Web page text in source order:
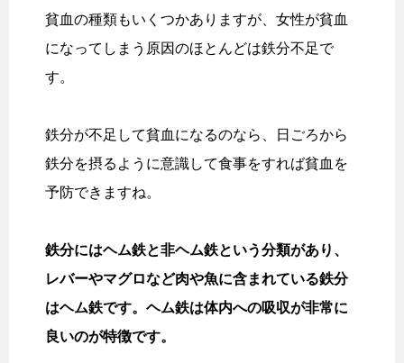
貧血の種類もいくつかありますが、女性が貧血
になってしまう原因のほとんどは鉄分不足で
す。
鉄分が不足して貧血になるのなら、日ごろから
鉄分を摂るように意識して食事をすれば貧血を
予防できますね。
鉄分にはヘム鉄と非ヘム鉄という分類があり、
レバーやマグロなど肉や魚に含まれている鉄分
はヘム鉄です。ヘム鉄は体内への吸収が非常に
良いのが特徴です。